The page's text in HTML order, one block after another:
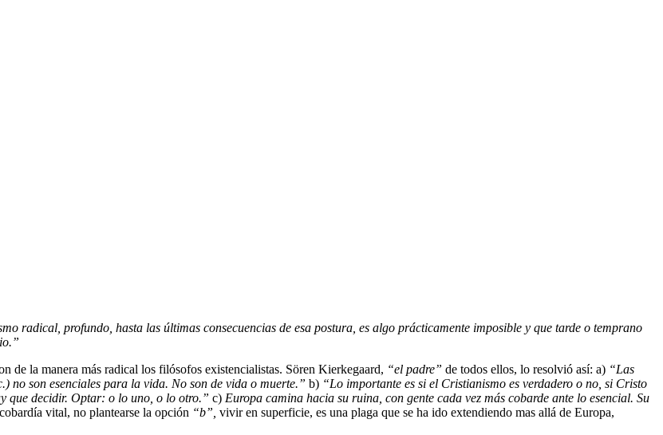
radical, profundo, hasta las últimas consecuencias de esa postura, es algo prácticamente imposible y que tarde o temprano
de la manera más radical los filósofos existencialistas. Sören Kierkegaard, “el padre” de todos ellos, lo resolvió así: a) “Las
no son esenciales para la vida. No son de vida o muerte.” b) “Lo importante es si el Cristianismo es verdadero o no, si Cristo
que decidir. Optar: o lo uno, o lo otro.” c) Europa camina hacia su ruina, con gente cada vez más cobarde ante lo esencial. Su
vital, no plantearse la opción “b”, vivir en superficie, es una plaga que se ha ido extendiendo mas allá de Europa,